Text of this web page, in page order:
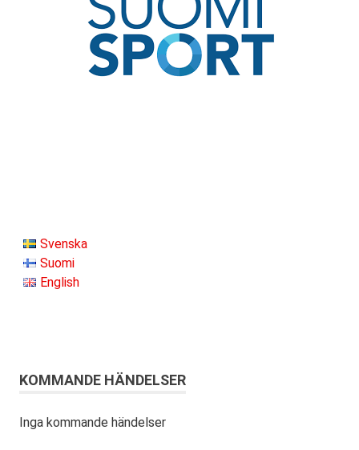
Svenska
Suomi
English
KOMMANDE HÄNDELSER
Inga kommande händelser